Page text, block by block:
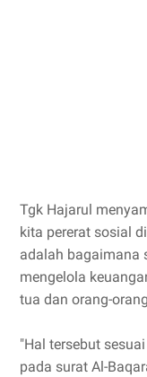
Tgk Hajarul
kita pererat sosial
adalah bagaimana
mengelola
tua dan orang-
"Hal tersebut
pada surat Al-